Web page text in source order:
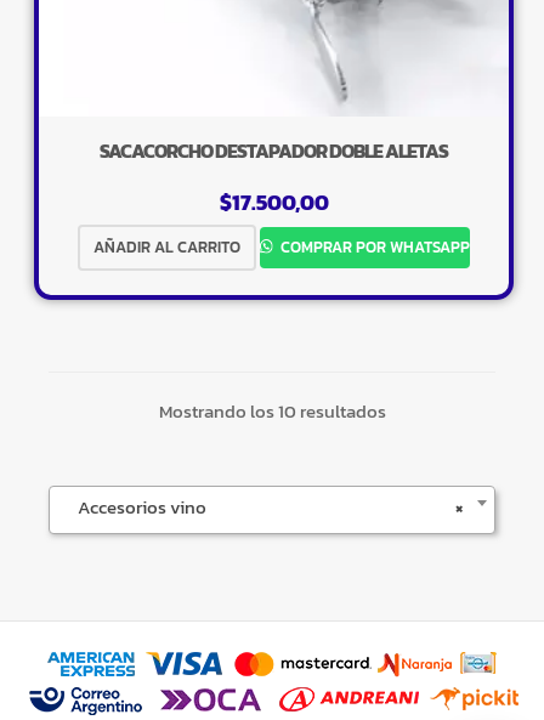
SACACORCHO DESTAPADOR DOBLE ALETAS
$17.500,00
AÑADIR AL CARRITO COMPRAR POR WHATSAPP
Mostrando los 10 resultados
×
Accesorios vino
Tu carrito está vacío.